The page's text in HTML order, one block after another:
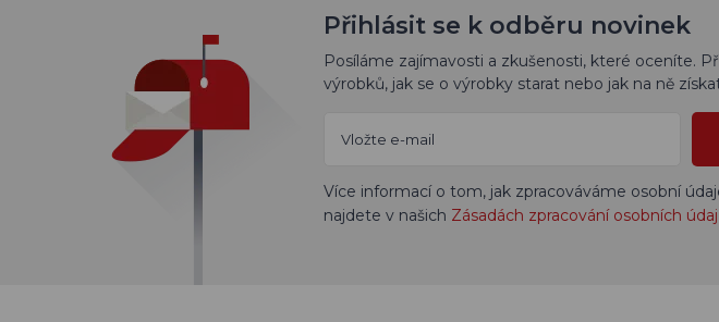
Přihlásit se k odběru novinek
Posíláme zajímavosti a zkušenosti, které oceníte.
výrobků, jak se o výrobky starat nebo jak na ně
Více informací o tom, jak zpracováváme osobní
najdete v našich Zásadách zpracování osobních